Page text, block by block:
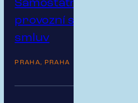
Samostatný/á
provozní správy
smluv
PRAHA, PRAHA